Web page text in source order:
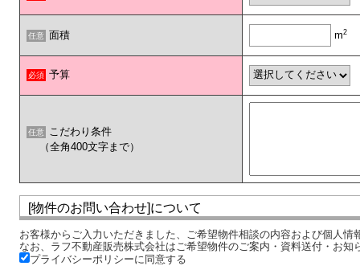
任意 面積 m2
必須 予算
任意
こだわり条件
（全角400文字まで）
[物件のお問い合わせ]について
お客様からご入力いただきました、ご希望物件相談の内容および個人
なお、ラフ不動産販売株式会社はご希望物件のご案内・資料送付・お
プライバシーポリシーに同意する